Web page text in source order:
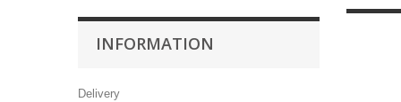
INFORMATION
Delivery